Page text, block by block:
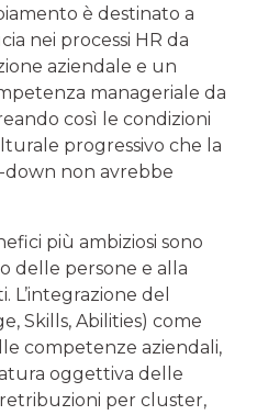
è destinato a
nei processi HR da
aziendale e un
manageriale da
così le condizioni
progressivo che la
down non avrebbe
più ambiziosi sono
delle persone e alla
L’integrazione del
Skills, Abilities) come
competenze aziendali,
oggettiva delle
retribuzioni per cluster,